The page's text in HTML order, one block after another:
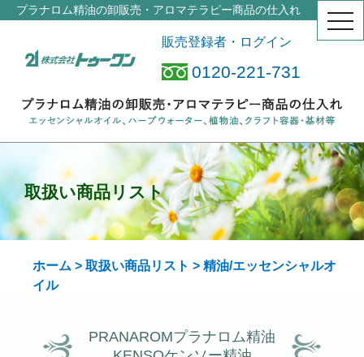
プラナロム精油の卸販売・アロマテラピー商品の仕入れ
販売登録者・ログイン
0120-221-731
取扱い商品リスト
ホーム > 取扱い商品リスト > 精油/エッセンシャルオ
イル
PRANAROMプラナロム精油